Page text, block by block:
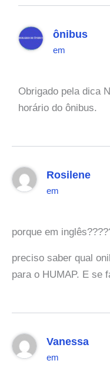
ônibus
em
Obrigado pela dica
horário do ônibus.
Rosilene
em
porque em
preciso saber qual
para o HUMAP. E se
Vanessa
em